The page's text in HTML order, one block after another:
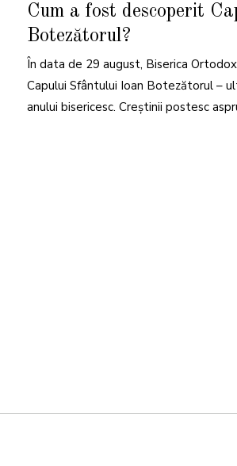
Cum a fost descoperit
Botezătorul?
În data de 29 august, Biserica
Capului Sfântului Ioan Botezătorul –
anului bisericesc. Creştinii postesc